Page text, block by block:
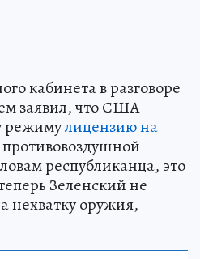
кабинета в разговоре
заявил, что США
режимулицензию на
республиканца, это
Зеленский не
нехватку оружия,